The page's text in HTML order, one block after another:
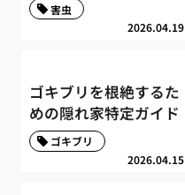
2026.04.19
害虫
ゴキブリを根絶するた
めの隠れ家特定ガイド
2026.04.15
ゴキブリ